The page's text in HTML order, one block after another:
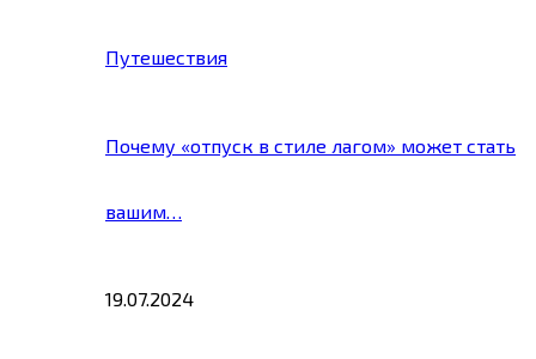
Путешествия
Почему «отпуск в стиле лагом» может стать
вашим…
19.07.2024